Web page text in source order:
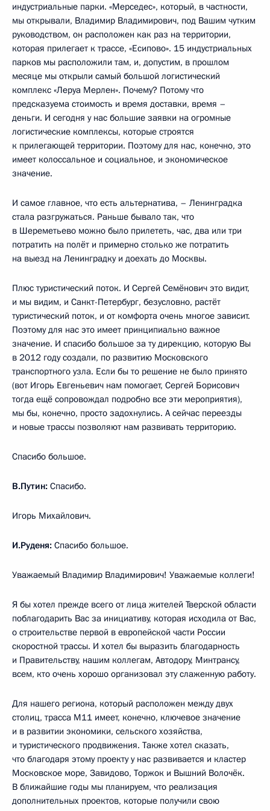
индустриальные парки. «Мерседес», который, в частности,
мы открывали, Владимир Владимирович, под Вашим чутким
руководством, он расположен как раз на территории,
которая прилегает к трассе, «Есипово». 15 индустриальных
парков мы расположили там, и, допустим, в прошлом
месяце мы открыли самый большой логистический
комплекс «Леруа Мерлен». Почему? Потому что
предсказуема стоимость и время доставки, время –
деньги. И сегодня у нас большие заявки на огромные
логистические комплексы, которые строятся
к прилегающей территории. Поэтому для нас, конечно, это
имеет колоссальное и социальное, и экономическое
значение.
И самое главное, что есть альтернатива, – Ленинградка
стала разгружаться. Раньше бывало так, что
в Шереметьево можно было прилететь, час, два или три
потратить на полёт и примерно столько же потратить
на выезд на Ленинградку и доехать до Москвы.
Плюс туристический поток. И Сергей Семёнович это видит,
и мы видим, и Санкт-Петербург, безусловно, растёт
туристический поток, и от комфорта очень многое зависит.
Поэтому для нас это имеет принципиально важное
значение. И спасибо большое за ту дирекцию, которую Вы
в 2012 году создали, по развитию Московского
транспортного узла. Если бы то решение не было принято
(вот Игорь Евгеньевич нам помогает, Сергей Борисович
тогда ещё сопровождал подробно все эти мероприятия),
мы бы, конечно, просто задохнулись. А сейчас переезды
и новые трассы позволяют нам развивать территорию.
Спасибо большое.
В.Путин: Спасибо.
Игорь Михайлович.
И.Руденя: Спасибо большое.
Уважаемый Владимир Владимирович! Уважаемые коллеги!
Я бы хотел прежде всего от лица жителей Тверской области
поблагодарить Вас за инициативу, которая исходила от Вас,
о строительстве первой в европейской части России
скоростной трассы. И хотел бы выразить благодарность
и Правительству, нашим коллегам, Автодору, Минтрансу,
всем, кто очень хорошо организовал эту слаженную работу.
Для нашего региона, который расположен между двух
столиц, трасса М11 имеет, конечно, ключевое значение
и в развитии экономики, сельского хозяйства,
и туристического продвижения. Также хотел сказать,
что благодаря этому проекту у нас развивается и кластер
Московское море, Завидово, Торжок и Вышний Волочёк.
В ближайшие годы мы планируем, что реализация
дополнительных проектов, которые получили свою